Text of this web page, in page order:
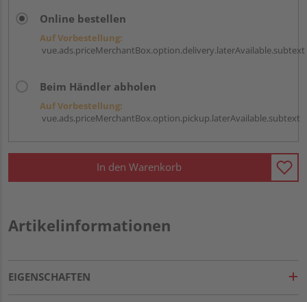
Online bestellen
Auf Vorbestellung:
vue.ads.priceMerchantBox.option.delivery.laterAvailable.subtext
Beim Händler abholen
Auf Vorbestellung:
vue.ads.priceMerchantBox.option.pickup.laterAvailable.subtext
In den Warenkorb
Artikelinformationen
EIGENSCHAFTEN